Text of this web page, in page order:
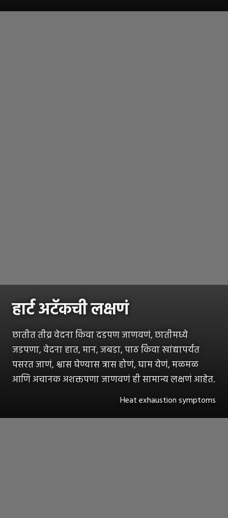
हार्ट अटॅकची लक्षणं
छातीत तीव्र वेदना किंवा दडपण जाणवणं, छातीमध्ये
जडपणा, वेदना हात, मान, जबडा, पाठ किंवा खांद्यापर्यंत
पसरत जाणं, श्वास घेण्यास त्रास होणं, घाम येणं, मळमळ
आणि अचानक अशक्तपणा जाणवणं ही सामान्य लक्षणं आहेत.
Heat exhaustion symptoms